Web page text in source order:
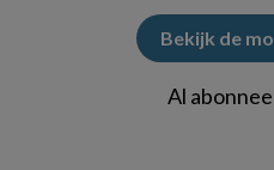
Bekijk de
Al